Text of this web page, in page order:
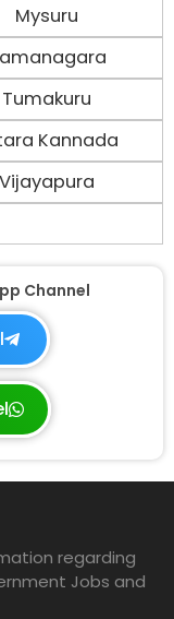
Mysuru
Tumakuru
Kannada
Vijayapura
Channel
regarding
Jobs and